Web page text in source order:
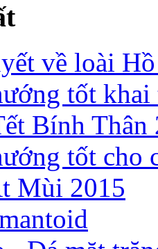
về loài
tốt
Bính Thân
tốt cho
Mùi 2015